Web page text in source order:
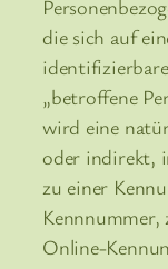
die sich auf
„betroffene
wird eine
oder indirekt,
zu einer
Online-